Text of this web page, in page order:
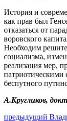
История и
как прав был
отказаться от
воровского
Необходим
социализма,
реализация мер,
патриотическими
беспутного
А.Кругликов,
Навигация
предыдущий